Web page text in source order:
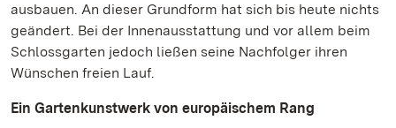
ausbauen. An dieser Grundform hat sich bis heute nichts
geändert. Bei der Innenausstattung und vor allem beim
Schlossgarten jedoch ließen seine Nachfolger ihren
Wünschen freien Lauf.
Ein Gartenkunstwerk von europäischem Rang